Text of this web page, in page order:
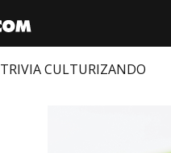
TRIVIA CULTURIZANDO